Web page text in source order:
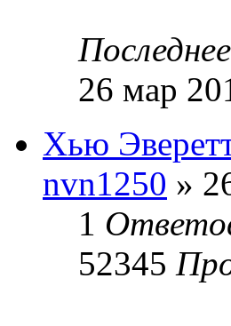
26 мар
Хью
nvn1250 »
1
52345